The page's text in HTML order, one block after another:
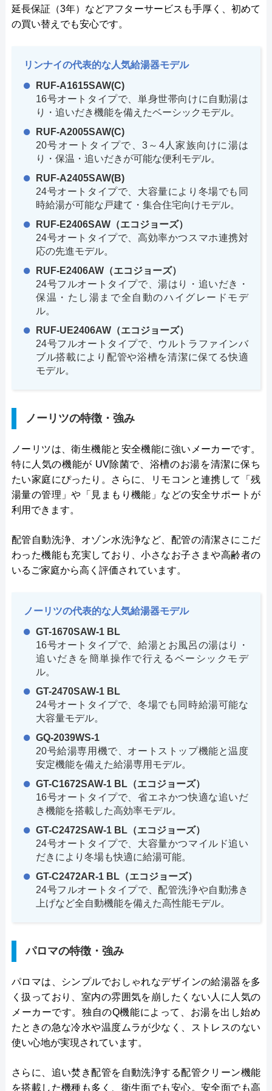
延長保証（3年）などアフターサービスも手厚く、初めて
の買い替えでも安心です。
リンナイの代表的な人気給湯器モデル
RUF-A1615SAW(C)
16号オートタイプで、単身世帯向けに自動湯は
り・追いだき機能を備えたベーシックモデル。
RUF-A2005SAW(C)
20号オートタイプで、3～4人家族向けに湯は
り・保温・追いだきが可能な便利モデル。
RUF-A2405SAW(B)
24号オートタイプで、大容量により冬場でも同
時給湯が可能な戸建て・集合住宅向けモデル。
RUF-E2406SAW（エコジョーズ）
24号オートタイプで、高効率かつスマホ連携対
応の先進モデル。
RUF-E2406AW（エコジョーズ）
24号フルオートタイプで、湯はり・追いだき・
保温・たし湯まで全自動のハイグレードモデ
ル。
RUF-UE2406AW（エコジョーズ）
24号フルオートタイプで、ウルトラファインバ
ブル搭載により配管や浴槽を清潔に保てる快適
モデル。
ノーリツの特徴・強み
ノーリツは、衛生機能と安全機能に強いメーカーです。
特に人気の機能が UV除菌で、浴槽のお湯を清潔に保ち
たい家庭にぴったり。さらに、リモコンと連携して「残
湯量の管理」や「見まもり機能」などの安全サポートが
利用できます。
配管自動洗浄、オゾン水洗浄など、配管の清潔さにこだ
わった機能も充実しており、小さなお子さまや高齢者の
いるご家庭から高く評価されています。
ノーリツの代表的な人気給湯器モデル
GT-1670SAW-1 BL
16号オートタイプで、給湯とお風呂の湯はり・
追いだきを簡単操作で行えるベーシックモデ
ル。
GT-2470SAW-1 BL
24号オートタイプで、冬場でも同時給湯可能な
大容量モデル。
GQ-2039WS-1
20号給湯専用機で、オートストップ機能と温度
安定機能を備えた給湯専用モデル。
GT-C1672SAW-1 BL（エコジョーズ）
16号オートタイプで、省エネかつ快適な追いだ
き機能を搭載した高効率モデル。
GT-C2472SAW-1 BL（エコジョーズ）
24号オートタイプで、大容量かつマイルド追い
だきにより冬場も快適に給湯可能。
GT-C2472AR-1 BL（エコジョーズ）
24号フルオートタイプで、配管洗浄や自動沸き
上げなど全自動機能を備えた高性能モデル。
パロマの特徴・強み
パロマは、シンプルでおしゃれなデザインの給湯器を多
く扱っており、室内の雰囲気を崩したくない人に人気の
メーカーです。独自のQ機能によって、お湯を出し始め
たときの急な冷水や温度ムラが少なく、ストレスのない
使い心地が実現されています。
さらに、追い焚き配管を自動洗浄する配管クリーン機能
を搭載した機種も多く、衛生面でも安心。安全面でも高